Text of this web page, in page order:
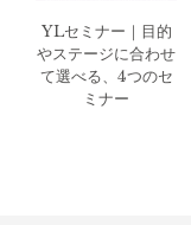
YLセミナー｜目的
やステージに合わせ
て選べる、4つのセ
ミナー